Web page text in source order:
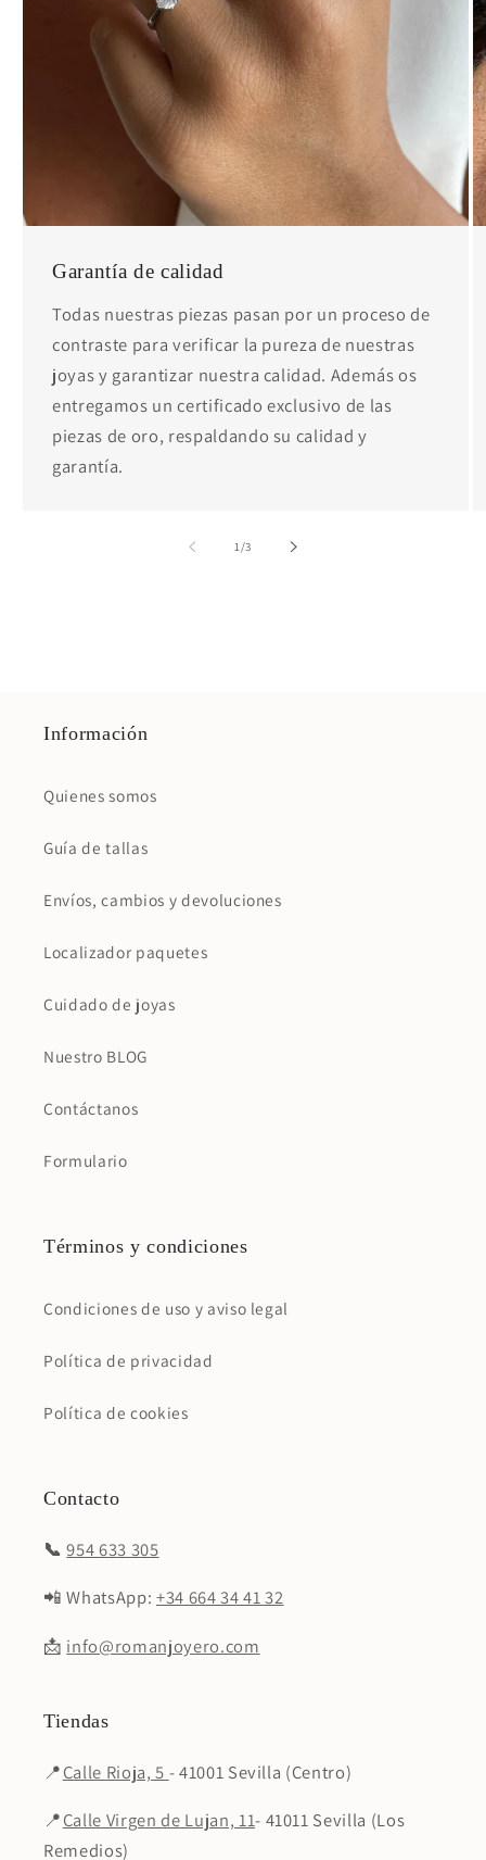
Garantía de calidad
Todas nuestras piezas pasan por un proceso de
contraste para verificar la pureza de nuestras
joyas y garantizar nuestra calidad. Además os
entregamos un certificado exclusivo de las
piezas de oro, respaldando su calidad y
garantía.
1/de
3
Información
Quienes somos
Guía de tallas
Envíos, cambios y devoluciones
Localizador paquetes
Cuidado de joyas
Nuestro BLOG
Contáctanos
Formulario
Términos y condiciones
Condiciones de uso y aviso legal
Política de privacidad
Política de cookies
Contacto
📞954 633 305
📲 WhatsApp: +34 664 34 41 32
📩 info@romanjoyero.com
Tiendas
📍Calle Rioja, 5 - 41001 Sevilla (Centro)
📍Calle Virgen de Lujan, 11- 41011 Sevilla (Los
Remedios)